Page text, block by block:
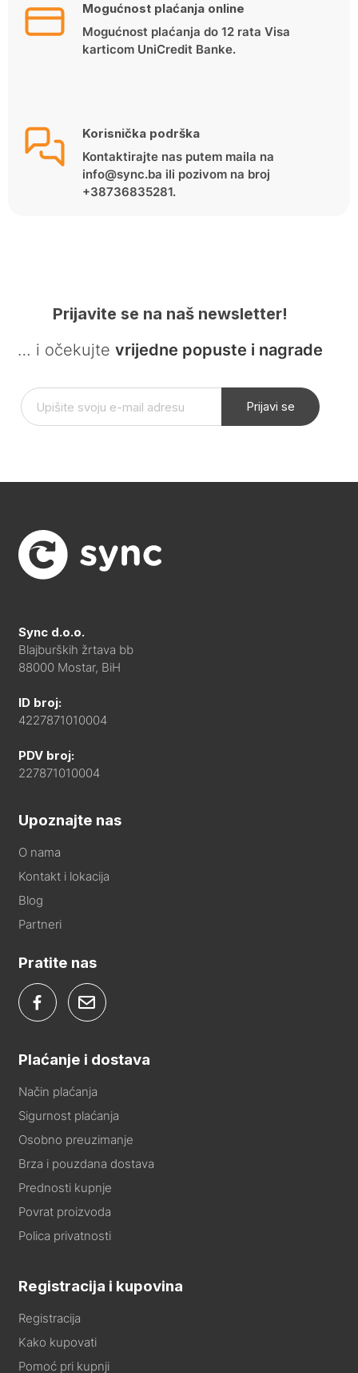
Mogućnost plaćanja online
Mogućnost plaćanja do 12 rata Visa
karticom UniCredit Banke.
Korisnička podrška
Kontaktirajte nas putem maila na
info@sync.ba ili pozivom na broj
+38736835281.
Prijavite se na naš newsletter!
… i očekujte vrijedne popuste i nagrade
Prijavi se
Sync d.o.o.
Blajburških žrtava bb
88000 Mostar, BiH
ID broj:
4227871010004
PDV broj:
227871010004
Upoznajte nas
O nama
Kontakt i lokacija
Blog
Partneri
Pratite nas
Plaćanje i dostava
Način plaćanja
Sigurnost plaćanja
Osobno preuzimanje
Brza i pouzdana dostava
Prednosti kupnje
Povrat proizvoda
Polica privatnosti
Registracija i kupovina
Registracija
Kako kupovati
Pomoć pri kupnji